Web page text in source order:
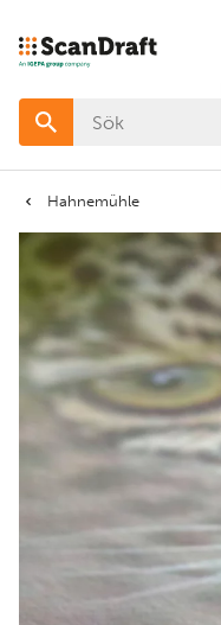
Hahnemühle
Filter
Färg
Använd